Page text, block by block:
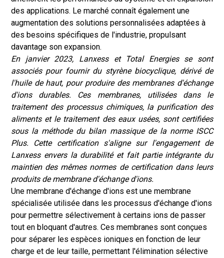
des applications. Le marché connaît également une
augmentation des solutions personnalisées adaptées à
des besoins spécifiques de l'industrie, propulsant
davantage son expansion.
En janvier 2023, Lanxess et Total Energies se sont
associés pour fournir du styrène biocyclique, dérivé de
l'huile de haut, pour produire des membranes d'échange
d'ions durables. Ces membranes, utilisées dans le
traitement des processus chimiques, la purification des
aliments et le traitement des eaux usées, sont certifiées
sous la méthode du bilan massique de la norme ISCC
Plus. Cette certification s'aligne sur l'engagement de
Lanxess envers la durabilité et fait partie intégrante du
maintien des mêmes normes de certification dans leurs
produits de membrane d'échange d'ions.
Une membrane d'échange d'ions est une membrane
spécialisée utilisée dans les processus d'échange d'ions
pour permettre sélectivement à certains ions de passer
tout en bloquant d'autres. Ces membranes sont conçues
pour séparer les espèces ioniques en fonction de leur
charge et de leur taille, permettant l'élimination sélective